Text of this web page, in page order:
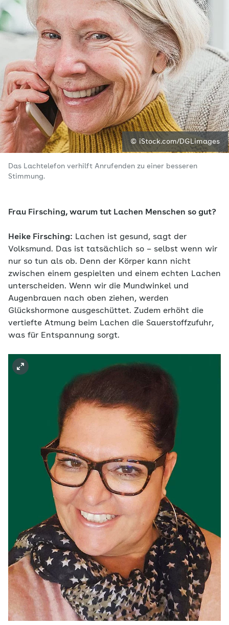
© iStock.com/DGLimages
Das Lachtelefon verhilft Anrufenden zu einer besseren
Stimmung.
Frau Firsching, warum tut Lachen Menschen so gut?
Heike Firsching: Lachen ist gesund, sagt der
Volksmund. Das ist tatsächlich so – selbst wenn wir
nur so tun als ob. Denn der Körper kann nicht
zwischen einem gespielten und einem echten Lachen
unterscheiden. Wenn wir die Mundwinkel und
Augenbrauen nach oben ziehen, werden
Glückshormone ausgeschüttet. Zudem erhöht die
vertiefte Atmung beim Lachen die Sauerstoffzufuhr,
was für Entspannung sorgt.